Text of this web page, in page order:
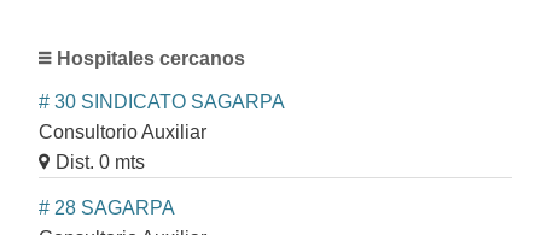
Hospitales cercanos
# 30 SINDICATO SAGARPA
Consultorio Auxiliar
Dist. 0 mts
# 28 SAGARPA